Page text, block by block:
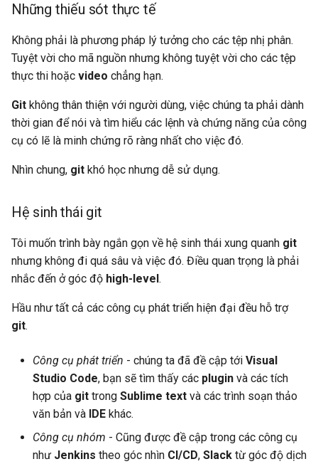
Những thiếu sót thực tế
Không phải là phương pháp lý tưởng cho các tệp nhị phân.
Tuyệt vời cho mã nguồn nhưng không tuyệt vời cho các tệp
thực thi hoặc video chẳng hạn.
Git không thân thiện với người dùng, việc chúng ta phải dành
thời gian để nói và tìm hiểu các lệnh và chứng năng của công
cụ có lẽ là minh chứng rõ ràng nhất cho việc đó.
Nhìn chung, git khó học nhưng dễ sử dụng.
Hệ sinh thái git
Tôi muốn trình bày ngắn gọn về hệ sinh thái xung quanh git
nhưng không đi quá sâu và việc đó. Điều quan trọng là phải
nhắc đến ở góc độ high-level.
Hầu như tất cả các công cụ phát triển hiện đại đều hỗ trợ
git.
Công cụ phát triển - chúng ta đã đề cập tới Visual
Studio Code, bạn sẽ tìm thấy các plugin và các tích
hợp của git trong Sublime text và các trình soạn thảo
văn bản và IDE khác.
Công cụ nhóm - Cũng được đề cập trong các công cụ
như Jenkins theo góc nhìn CI/CD, Slack từ góc độ dịch